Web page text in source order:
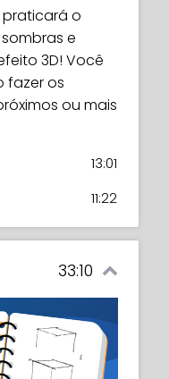
praticará o
e
3D! Você
fazer os
ou mais
13:01
11:22
33:10